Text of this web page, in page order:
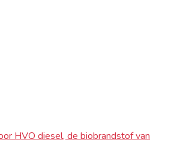
HVO diesel, de biobrandstof van